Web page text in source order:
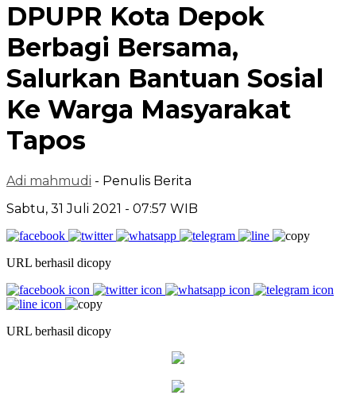
DPUPR Kota Depok
Berbagi Bersama,
Salurkan Bantuan Sosial
Ke Warga Masyarakat
Tapos
Adi mahmudi - Penulis Berita
Sabtu, 31 Juli 2021 - 07:57 WIB
URL berhasil dicopy
URL berhasil dicopy